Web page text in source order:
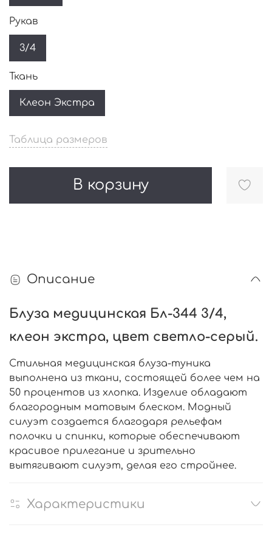
Таблица размеров
В корзину
Рукав
3/4
Ткань
Клеон Экстра
Описание
Блуза медицинская Бл-344 3/4,
клеон экстра, цвет светло-серый.
Стильная медицинская блуза-туника
выполнена из ткани, состоящей более чем на
50 процентов из хлопка. Изделие обладают
благородным матовым блеском. Модный
силуэт создается благодаря рельефам
полочки и спинки, которые обеспечивают
красивое прилегание и зрительно
вытягивают силуэт, делая его стройнее.
Характеристики